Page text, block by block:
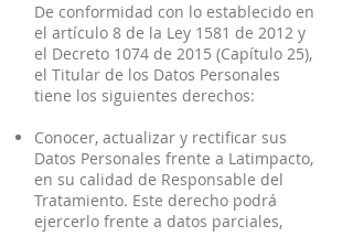
De conformidad con lo establecido en
el artículo 8 de la Ley 1581 de 2012 y
el Decreto 1074 de 2015 (Capítulo 25),
el Titular de los Datos Personales
tiene los siguientes derechos:
Conocer, actualizar y rectificar sus
Datos Personales frente a Latimpacto,
en su calidad de Responsable del
Tratamiento. Este derecho podrá
ejercerlo frente a datos parciales,